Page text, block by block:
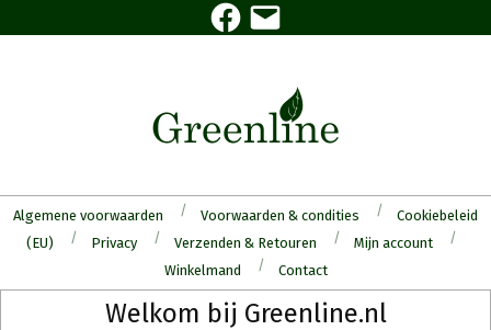
to
Facebook
E-
mail
Algemene voorwaarden Voorwaarden & condities
Cookiebeleid
(EU)
Privacy Verzenden & Retouren
Mijn account
Winkelmand
Contact
Welkom bij Greenline.nl